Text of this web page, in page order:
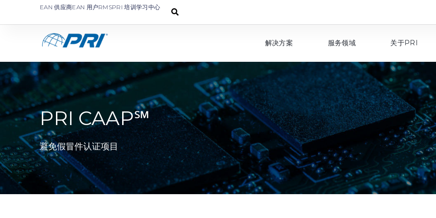
EAN 供应商EAN 用户RMSPRI 培训学习中心
解决方案 服务领域 关于PRI
PRI CAAP℠
避免假冒件认证项目